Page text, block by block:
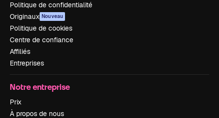
Politique de confidentialité
Originaux Nouveau
Politique de cookies
Centre de confiance
Affiliés
Entreprises
Notre entreprise
Prix
À propos de nous